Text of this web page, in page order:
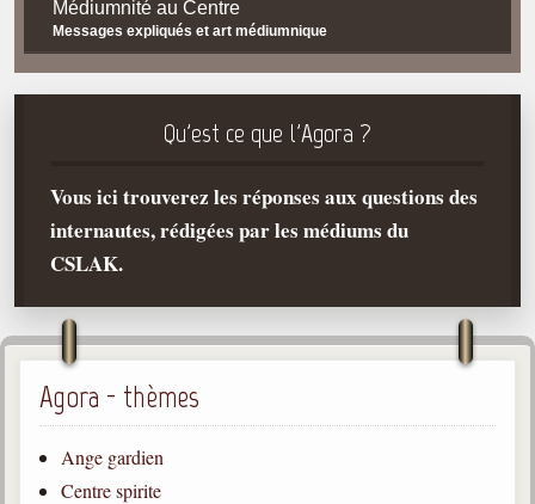
Médiumnité au Centre
Messages expliqués et art médiumnique
Contact / Accès
Plan d'accès
La doctrine Spirite
Qu'est-ce que c'est ?
Les bases du spiritisme
Historique
Philosophie
La doctrine d'Allan Kardec
But des manifestations spirites
Esprits
Qu'est ce que l'Agora ?
Vous ici trouverez les réponses aux questions des
internautes, rédigées par les médiums du
CSLAK.
Agora - thèmes
Ange gardien
Centre spirite